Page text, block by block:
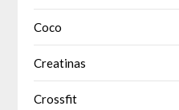
Coco
Creatinas
Crossfit